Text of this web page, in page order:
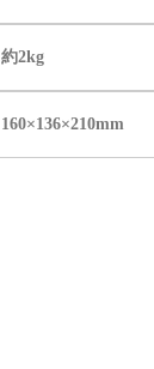
約2kg
160×136×210mm